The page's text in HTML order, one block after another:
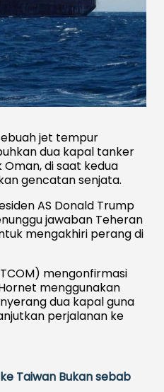
jet tempur
dua kapal tanker
di saat kedua
gencatan senjata.
AS Donald Trump
jawaban Teheran
mengakhiri perang di
mengonfirmasi
menggunakan
dua kapal guna
perjalanan ke
Taiwan Bukan sebab